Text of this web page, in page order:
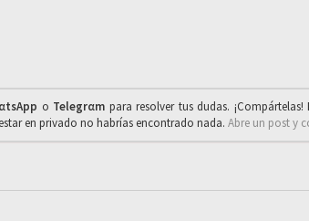
o Telegrαm para resolver tus dudas.
en privado no habrías encontrado nada. Abre un post y